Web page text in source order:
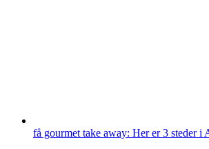
få gourmet take away: Her er 3 steder i